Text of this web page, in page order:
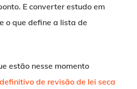
E converter estudo em
o que define a lista de
estão nesse momento
de revisão de lei seca